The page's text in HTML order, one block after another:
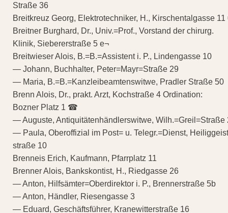
Straße 36
Breitkreuz Georg, Elektrotechniker, H., Kirschentalgasse 11
Breitner Burghard, Dr., Univ.=Prof., Vorstand der chirurg.
Klinik, Siebererstraße 5 e¬
Breitwieser Alois, B.=B.=Assistent i. P., Lindengasse 10
— Johann, Buchhalter, Peter=Mayr=Straße 29
— Maria, B.=B.=Kanzleibeamtenswitwe, Pradler Straße 50
Brenn Alois, Dr., prakt. Arzt, Kochstraße 4 Ordination:
Bozner Platz 1 ☎
— Auguste, Antiquitätenhändlerswitwe, Wilh.=Greil=Straße
— Paula, Oberoffizial im Post= u. Telegr.=Dienst,
straße 10
Brenneis Erich, Kaufmann, Pfarrplatz 11
Brenner Alois, Bankskontist, H., Riedgasse 26
— Anton, Hilfsämter=Oberdirektor i. P., Brennerstraße 5b
— Anton, Händler, Riesengasse 3
— Eduard, Geschäftsführer, Kranewitterstraße 16